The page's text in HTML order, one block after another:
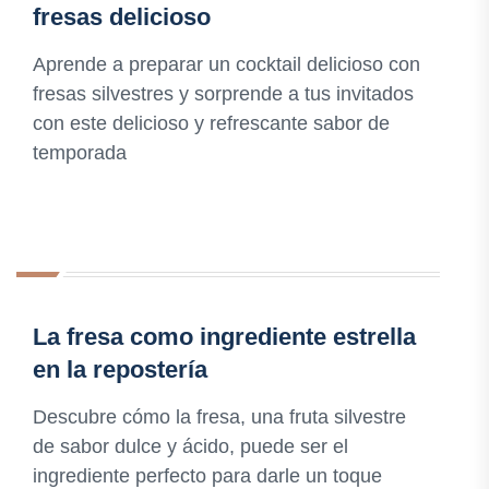
fresas delicioso
Aprende a preparar un cocktail delicioso con
fresas silvestres y sorprende a tus invitados
con este delicioso y refrescante sabor de
temporada
La fresa como ingrediente estrella
en la repostería
Descubre cómo la fresa, una fruta silvestre
de sabor dulce y ácido, puede ser el
ingrediente perfecto para darle un toque